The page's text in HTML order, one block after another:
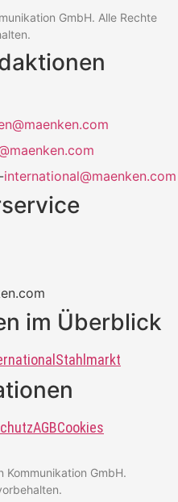
GmbH. Alle Rechte
international@maenken.com
im Überblick
Stahlmarkt
AGBCookies
GmbH.